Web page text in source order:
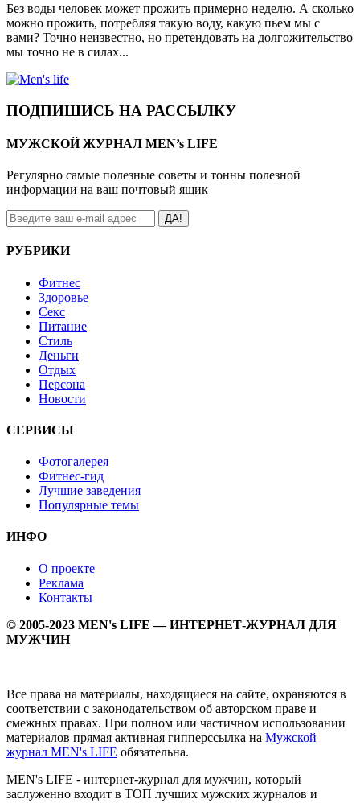
Без воды человек может прожить примерно неделю. А сколько
можно прожить, потребляя такую воду, какую пьем мы с
вами? Точно неизвестно, но претендовать на долгожительство
мы точно не в силах...
ПОДПИШИСЬ НА РАССЫЛКУ
МУЖСКОЙ ЖУРНАЛ MEN’s LIFE
Регулярно самые полезные советы и тонны полезной
информации на ваш почтовый ящик
ДА!
РУБРИКИ
Фитнес
Здоровье
Секс
Питание
Стиль
Деньги
Отдых
Персона
Новости
СЕРВИСЫ
Фотогалерея
Фитнес-гид
Лучшие заведения
Популярные темы
ИНФО
О проекте
Реклама
Контакты
© 2005-2023 MEN's LIFE — ИНТЕРНЕТ-ЖУРНАЛ ДЛЯ
МУЖЧИН
Все права на материалы, находящиеся на сайте, охраняются в
соответствии с законодательством об авторском праве и
смежных правах. При полном или частичном использовании
материалов прямая активная гипперссылка на Мужской
журнал MEN's LIFE обязательна.
MEN's LIFE - интернет-журнал для мужчин, который
заслуженно входит в ТОП лучших мужских журналов и